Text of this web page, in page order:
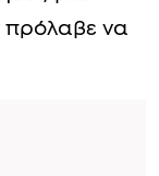
να